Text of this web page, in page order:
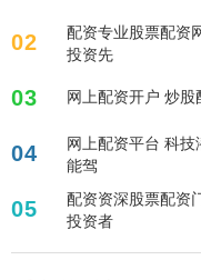
02
配资专业股票配资
投资先
03 网上配资开户 炒
04
网上配资平台 科
能驾
05
配资资深股票配资
投资者